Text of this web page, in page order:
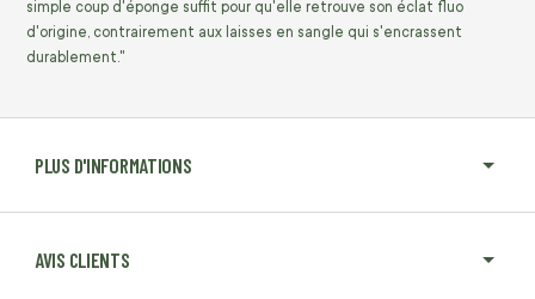
PLUS D'INFORMATIONS
AVIS CLIENTS
simple coup d'éponge suffit pour qu'elle retrouve son éclat fluo
d'origine, contrairement aux laisses en sangle qui s'encrassent
durablement."